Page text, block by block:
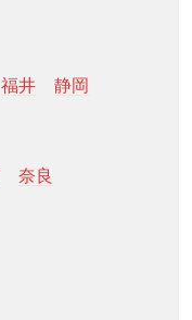
福井 静岡
奈良